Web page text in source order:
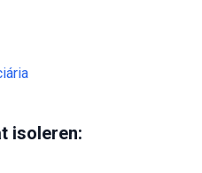
isoleren: